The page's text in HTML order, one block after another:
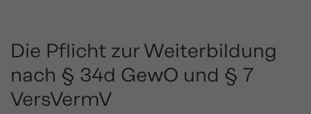
Die Pflicht zur Weiterbildung
nach § 34d GewO und § 7
VersVermV